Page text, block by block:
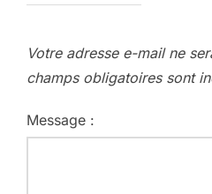
Votre adresse e-mail ne
champs obligatoires sont
Message :